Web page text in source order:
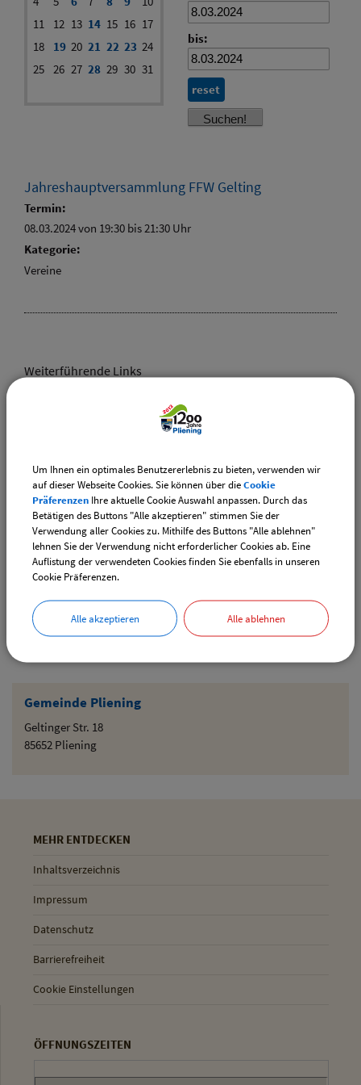
Gemeinde Pliening
Geltinger Str. 18
85652 Pliening
11
12 13 14 15 16 17
18
19 20 21 22 23 24
25 26 27 28 29 30 31
bis:
reset
Jahreshauptversammlung FFW Gelting
Termin:
08.03.2024 von 19:30 bis 21:30 Uhr
Kategorie:
Vereine
Weiterführende Links
CSU-Ortshauptversammlung
Downloads
Den gewählten Termin als VCS-Kalenderdatei
downloaden
Den gewählten Termin als iCal-Kalenderdatei
downloaden
Drucken
MEHR ENTDECKEN
Inhaltsverzeichnis
Impressum
Datenschutz
Barrierefreiheit
Cookie Einstellungen
ÖFFNUNGSZEITEN
Um Ihnen ein optimales Benutzererlebnis zu bieten, verwenden wir
auf dieser Webseite Cookies. Sie können über dieCookie
Präferenzen Ihre aktuelle Cookie Auswahl anpassen. Durch das
Betätigen des Buttons "Alle akzeptieren" stimmen Sie der
Verwendung aller Cookies zu. Mithilfe des Buttons "Alle ablehnen"
lehnen Sie der Verwendung nicht erforderlicher Cookies ab. Eine
Auflistung der verwendeten Cookies finden Sie ebenfalls in unseren
Cookie Präferenzen.
Alle akzeptieren Alle ablehnen